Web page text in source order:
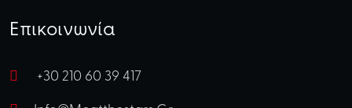
Επικοινωνία
+30 210 60 39 417